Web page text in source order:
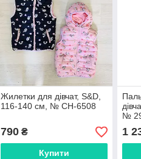
Жилетки для дівчат, S&D,
116-140 см, № CH-6508
790₴
Купити
№
1